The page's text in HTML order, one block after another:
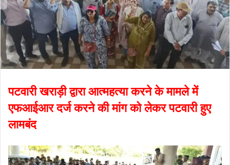
पटवारी खराड़ी द्वारा आत्महत्या करने के मामले में
एफआईआर दर्ज करने की मांग को लेकर पटवारी हुए
लामबंद